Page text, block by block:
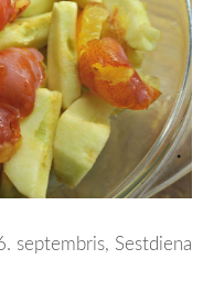
septembris, Sestdiena